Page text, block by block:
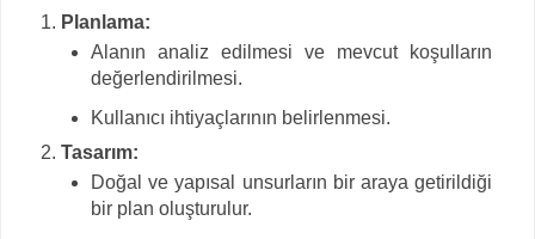
Planlama:
Alanın analiz edilmesi ve mevcut koşulların
değerlendirilmesi.
Kullanıcı ihtiyaçlarının belirlenmesi.
Tasarım:
Doğal ve yapısal unsurların bir araya getirildiği
bir plan oluşturulur.